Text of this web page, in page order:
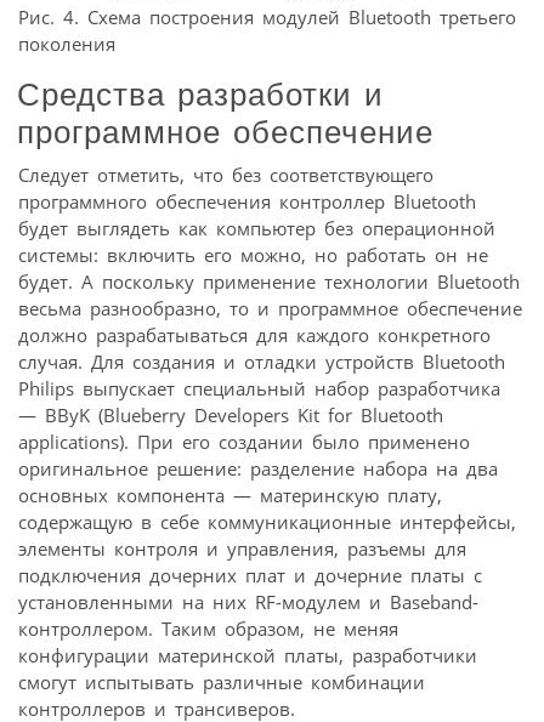
Рис. 4. Схема построения модулей Bluetooth третьего
поколения
Средства разработки и
программное обеспечение
Следует отметить, что без соответствующего
программного обеспечения контроллер Bluetooth
будет выглядеть как компьютер без операционной
системы: включить его можно, но работать он не
будет. А поскольку применение технологии Bluetooth
весьма разнообразно, то и программное обеспечение
должно разрабатываться для каждого конкретного
случая. Для создания и отладки устройств Bluetooth
Philips выпускает специальный набор разработчика
— BByK (Blueberry Developers Kit for Bluetooth
applications). При его создании было применено
оригинальное решение: разделение набора на два
основных компонента — материнскую плату,
содержащую в себе коммуникационные интерфейсы,
элементы контроля и управления, разъемы для
подключения дочерних плат и дочерние платы с
установленными на них RF-модулем и Baseband-
контроллером. Таким образом, не меняя
конфигурации материнской платы, разработчики
смогут испытывать различные комбинации
контроллеров и трансиверов.